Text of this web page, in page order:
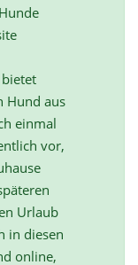
Hund aus
einmal
vor,
Urlaub
in diesen
online,